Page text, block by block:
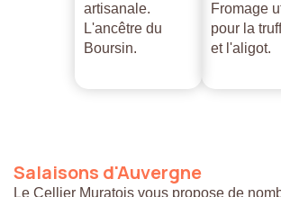
artisanale.
L'ancêtre du
Boursin.
Fromage
pour la
et l'aligot.
Salaisons d'Auvergne
Le Cellier Muratois vous propose de